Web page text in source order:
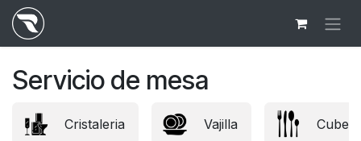
Ir al contenido
Servicio de mesa
Cristaleria Vajilla